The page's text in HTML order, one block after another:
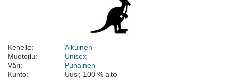
Kenelle:
Aikuinen
Muotoilu:
Unisex
Väri:
Punainen
Kunto:
Uusi; 100 % aito